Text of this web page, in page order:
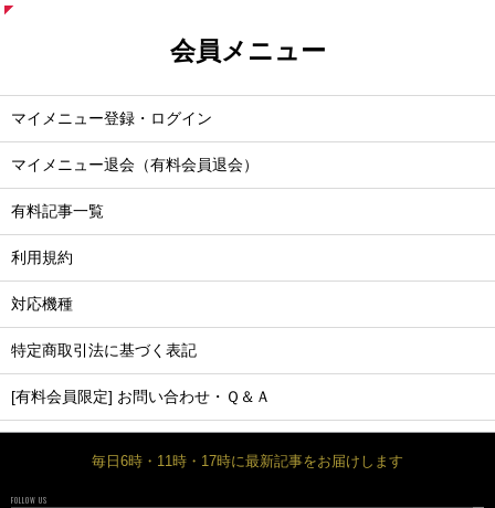
会員メニュー
マイメニュー登録・ログイン
マイメニュー退会（有料会員退会）
有料記事一覧
利用規約
対応機種
特定商取引法に基づく表記
[有料会員限定] お問い合わせ・Ｑ＆Ａ
毎日6時・11時・17時に最新記事をお届けします
FOLLOW US